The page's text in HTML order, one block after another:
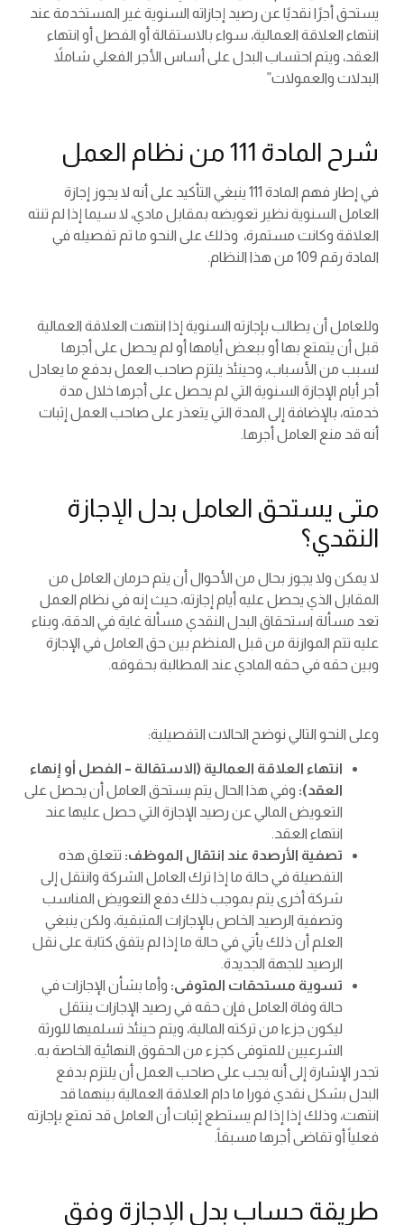
يستحق أجرًا نقديًا عن رصيد إجازاته السنوية غير المستخدمة عند
انتهاء العلاقة العمالية، سواء بالاستقالة أو الفصل أو انتهاء
العقد، ويتم احتساب البدل على أساس الأجر الفعلي شاملاً
البدلات والعمولات”
شرح المادة 111 من نظام العمل
في إطار فهم المادة 111 ينبغي التأكيد على أنه لا يجوز إجازة
العامل السنوية نظير تعويضه بمقابل مادي، لا سيما إذا لم تنته
العلاقة وكانت مستمرة، وذلك على النحو ما تم تفصيله في
المادة رقم 109 من هذا النظام.
وللعامل أن يطالب بإجازته السنوية إذا انتهت العلاقة العمالية
قبل أن يتمتع بها أو ببعض أيامها أو لم يحصل على أجرها
لسبب من الأسباب، وحينئذ يلتزم صاحب العمل بدفع ما يعادل
أجر أيام الإجازة السنوية التي لم يحصل على أجرها خلال مدة
خدمته، بالإضافة إلى المدة التي يتعذر على صاحب العمل إثبات
أنه قد منع العامل أجرها.
متى يستحق العامل بدل الإجازة
النقدي؟
لا يمكن ولا يجوز بحال من الأحوال أن يتم حرمان العامل من
المقابل الذي يحصل عليه أيام إجازته، حيث إنه في نظام العمل
تعد مسألة استحقاق البدل النقدي مسألة غاية في الدقة، وبناء
عليه تتم الموازنة من قبل المنظم بين حق العامل في الإجازة
وبين حقه في حقه المادي عند المطالبة بحقوقه.
وعلى النحو التالي نوضح الحالات التفصيلية:
انتهاء العلاقة العمالية (الاستقالة – الفصل أو إنهاء
العقد): وفي هذا الحال يتم يستحق العامل أن يحصل على
التعويض المالي عن رصيد الإجازة التي حصل عليها عند
انتهاء العقد.
تصفية الأرصدة عند انتقال الموظف: تتعلق هذه
التفصيلة في حالة ما إذا ترك العامل الشركة وانتقل إلى
شركة أخرى يتم بموجب ذلك دفع التعويض المناسب
وتصفية الرصيد الخاص بالإجازات المتبقية، ولكن ينبغي
العلم أن ذلك يأتي في حالة ما إذا لم يتفق كتابة على نقل
الرصيد للجهة الجديدة.
تسوية مستحقات المتوفى: وأما بشأن الإجازات في
حالة وفاة العامل فإن حقه في رصيد الإجازات ينتقل
ليكون جزءا من تركته المالية، ويتم حينئذ تسلميها للورثة
الشرعيين للمتوفى كجزء من الحقوق النهائية الخاصة به.
تجدر الإشارة إلى أنه يجب على صاحب العمل أن يلتزم بدفع
البدل بشكل نقدي فورا ما دام العلاقة العمالية بينهما قد
انتهت، وذلك إذا إذا لم يستطع إثبات أن العامل قد تمتع بإجازته
فعلياً أو تقاضى أجرها مسبقاً.
طريقة حساب بدل الإجازة وفق